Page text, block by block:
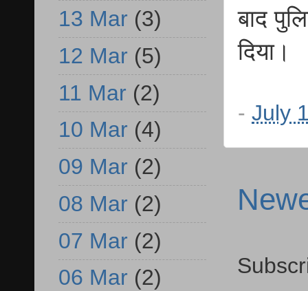
बाद
दिया।
- July
13 Mar (3)
12 Mar (5)
11 Mar (2)
10 Mar (4)
09 Mar (2)
08 Mar (2)
07 Mar (2)
06 Mar (2)